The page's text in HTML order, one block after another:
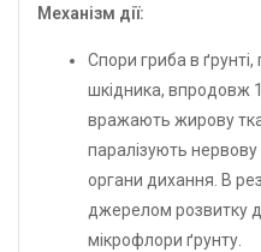
Механізм дії:
Спори гриба в ґрунті,
шкідника, впродовж
вражають жирову
паралізують нервову
органи дихання. В
джерелом розвитку
мікрофлори ґрунту.